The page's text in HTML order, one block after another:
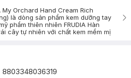
My Orchard Hand Cream Rich
là dòng sản phẩm kem dưỡng tay
phẩm thiên nhiên FRUDIA Hàn
cây tự nhiên với chất kem mềm mị
8803348036319